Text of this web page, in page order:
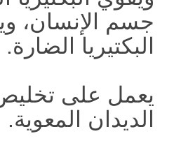
جسم الإنسان،
البكتيريا الضارة.
يعمل على
الديدان المعوية.